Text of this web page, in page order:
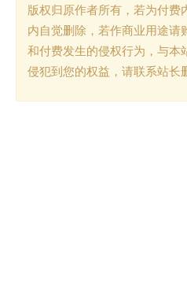
版权归原作者所有，若为付费
内自觉删除，若作商业用途
和付费发生的侵权行为，与本
侵犯到您的权益，请联系站长